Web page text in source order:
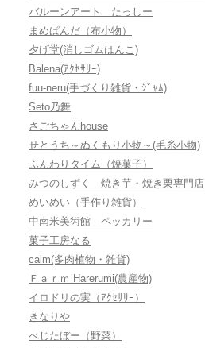
バルーンアート たっしー
まめぱんだ（布小物）
夕げ堂(消しゴムはんこ)
Balena(ｱｸｾｻﾘｰ)
fuu-neru(手づくり雑貨・ｼﾞｬﾑ)
Seto乃舞
さごちゃんhouse
せとうち～ぬくもり小物～(毛糸小物)
ふんわりタイム（焼菓子）
みつのしずく 焼き芋・焼き栗専門店
めいめい（手作り雑貨）
中南米美術館 ペッカリー
菓子工房なる
calm(多肉植物・雑貨)
Ｆａｒｍ Harerumi(農産物)
イロドリの実（ｱｸｾｻﾘｰ）
きなりや
べじたぼー（野菜）